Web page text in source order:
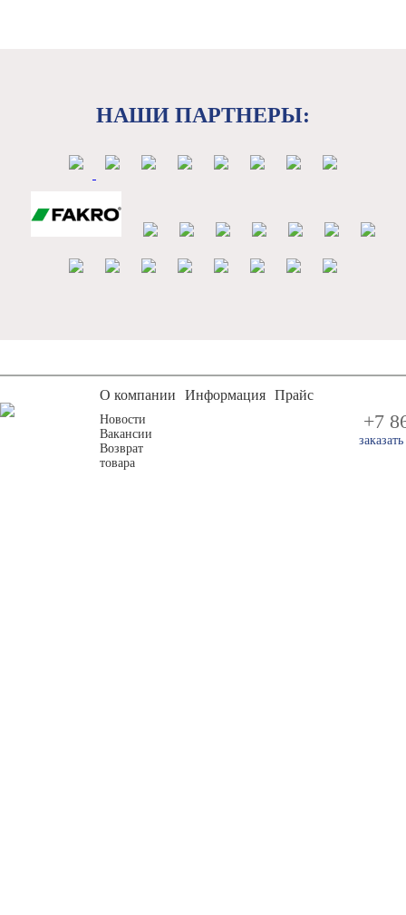
НАШИ ПАРТНЕРЫ:
О компании Информация Прайс
Новости
Вакансии
Возврат
товара
+7